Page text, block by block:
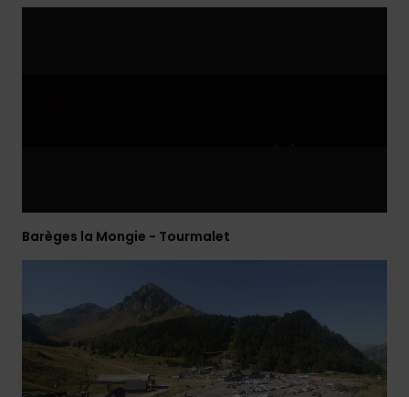
Barèges la Mongie - Tourmalet